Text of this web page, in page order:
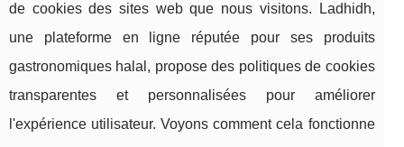
de cookies des sites web que nous visitons. Ladhidh,
une plateforme en ligne réputée pour ses produits
gastronomiques halal, propose des politiques de cookies
transparentes et personnalisées pour améliorer
l'expérience utilisateur. Voyons comment cela fonctionne